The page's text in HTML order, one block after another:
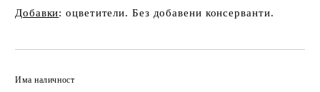
Добавки: оцветители. Без добавени консерванти.
Има наличност